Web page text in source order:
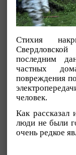
Стихия
последним
частных
повреждения
человек.
Как рассказал
люди не были
очень редкое